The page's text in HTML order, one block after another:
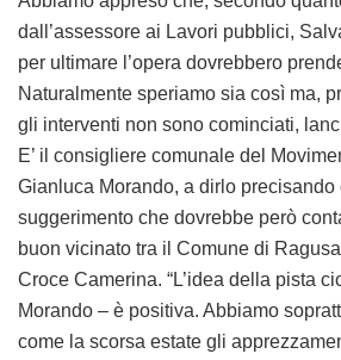
dall’assessore ai Lavori pubblici,
per ultimare l’opera dovrebbero
Naturalmente speriamo sia così ma,
gli interventi non sono cominciati,
E’ il consigliere comunale del
Gianluca Morando, a dirlo precisando
suggerimento che dovrebbe però
buon vicinato tra il Comune di
Croce Camerina. “L’idea della pista
Morando – è positiva. Abbiamo
come la scorsa estate gli